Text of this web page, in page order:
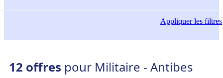
Appliquerles filtres
12 offres pour Militaire - Antibes